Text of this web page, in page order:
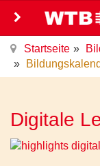
Startseite
Digitale